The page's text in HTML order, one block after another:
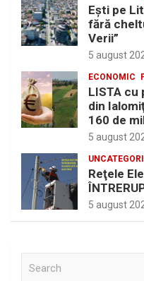
Eşti pe
fără
Verii”
5 august
ECONOMIC
LISTA cu
din
160 de
5 august
Reţele
5 august